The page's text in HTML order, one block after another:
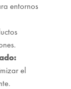
entornos
el